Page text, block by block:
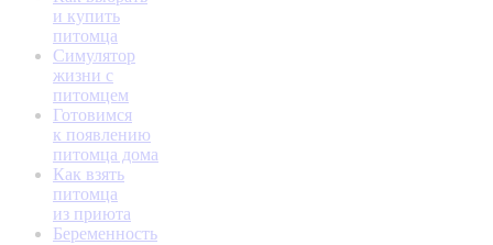
и купить
питомца
Симулятор
жизни с
питомцем
Готовимся
к появлению
питомца дома
Как взять
питомца
из приюта
Беременность